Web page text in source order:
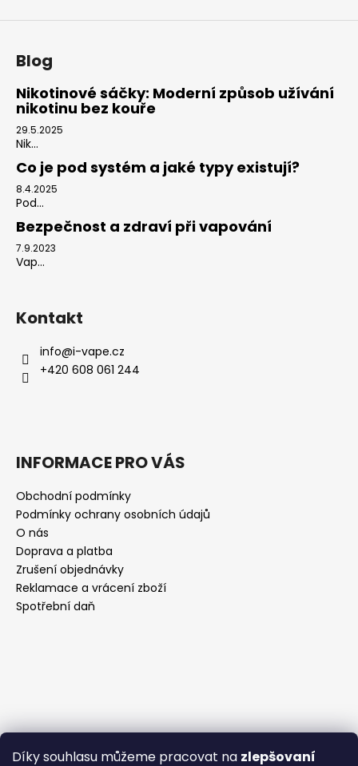
Díky souhlasu můžeme pracovat na zlepšovaní
u
Blog
Nikotinové sáčky: Moderní způsob užívání
nikotinu bez kouře
29.5.2025
Nik...
Co je pod systém a jaké typy existují?
8.4.2025
Pod...
Bezpečnost a zdraví při vapování
7.9.2023
Vap...
Kontakt
info@i-vape.cz
+420 608 061 244
INFORMACE PRO VÁS
Obchodní podmínky
Podmínky ochrany osobních údajů
O nás
Doprava a platba
Zrušení objednávky
Reklamace a vrácení zboží
Spotřební daň